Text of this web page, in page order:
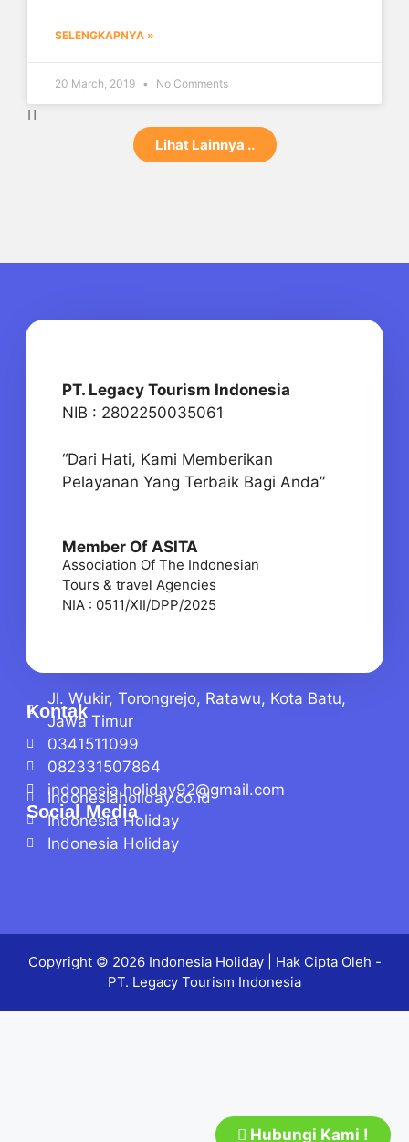
SELENGKAPNYA »
20 March, 2019 No Comments
Lihat Lainnya ..
PT. Legacy Tourism Indonesia
NIB : 2802250035061
“Dari Hati, Kami Memberikan
Pelayanan Yang Terbaik Bagi Anda”
Member Of ASITA
Association Of The Indonesian
Tours & travel Agencies
NIA : 0511/XII/DPP/2025
Kontak
Jl. Wukir, Torongrejo, Ratawu, Kota Batu,
Jawa Timur
0341511099
082331507864
indonesia.holiday92@gmail.com
Social Media
Indonesiaholiday.co.id
Indonesia Holiday
Indonesia Holiday
Hubungi Kami !
Copyright © 2026 Indonesia Holiday| Hak Cipta Oleh -
PT. Legacy Tourism Indonesia